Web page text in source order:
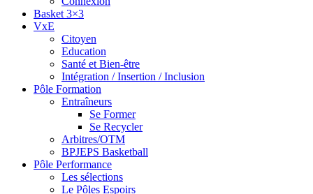
Basket 3×3
VxE
Citoyen
Education
Santé et Bien-être
Intégration / Insertion / Inclusion
Pôle Formation
Entraîneurs
Se Former
Se Recycler
Arbitres/OTM
BPJEPS Basketball
Pôle Performance
Les sélections
Le Pôles Espoirs